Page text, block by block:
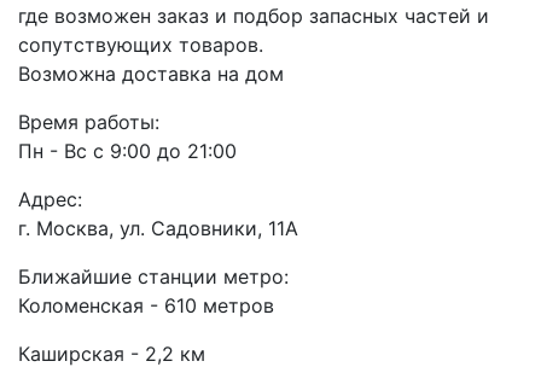
где возможен заказ и подбор запасных частей и
сопутствующих товаров.
Возможна доставка на дом
Время работы:
Пн - Вс с 9:00 до 21:00
Адрес:
г. Москва, ул. Садовники, 11А
Ближайшие станции метро:
Коломенская - 610 метров
Каширская - 2,2 км